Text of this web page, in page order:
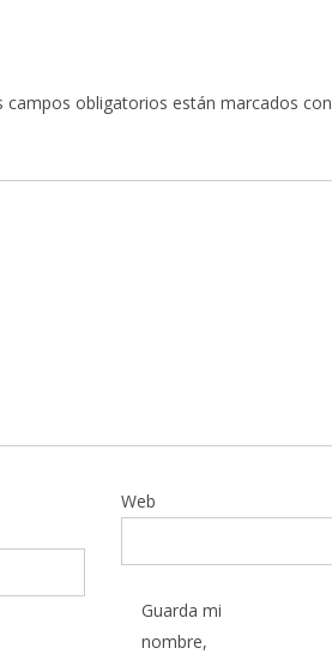
campos obligatorios están marcados con
Web
Guarda mi
nombre,